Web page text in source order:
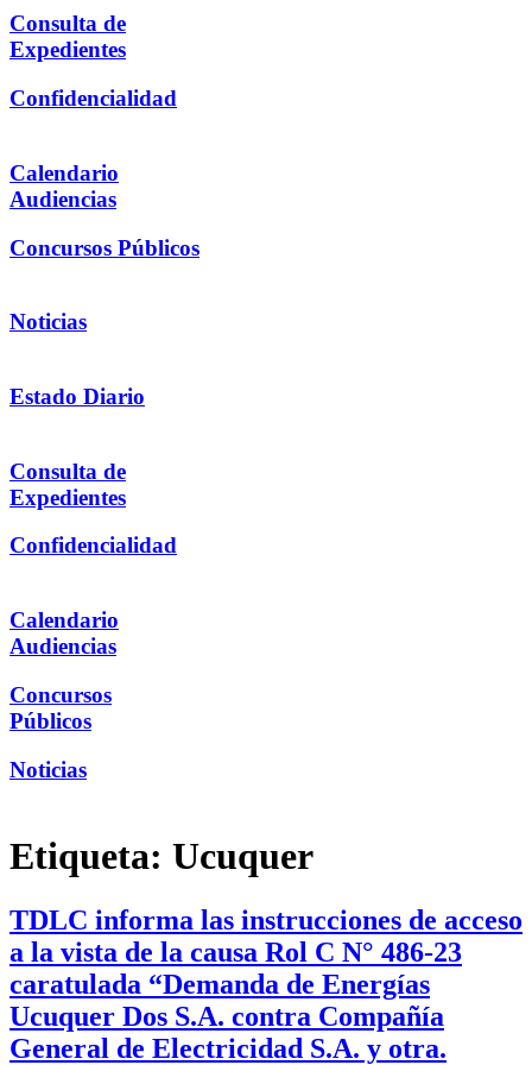
Consulta de
Expedientes
Confidencialidad
Calendario
Audiencias
Concursos Públicos
Noticias
Estado Diario
Consulta de
Expedientes
Confidencialidad
Calendario
Audiencias
Concursos
Públicos
Noticias
Etiqueta: Ucuquer
TDLC informa las instrucciones de acceso
a la vista de la causa Rol C N° 486-23
caratulada “Demanda de Energías
Ucuquer Dos S.A. contra Compañía
General de Electricidad S.A. y otra.